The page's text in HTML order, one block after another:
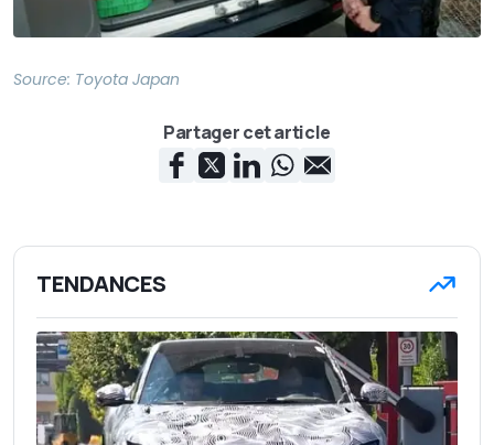
Source: Toyota Japan
Partager cet article
TENDANCES